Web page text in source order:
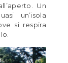
Un
un’isola
si respira